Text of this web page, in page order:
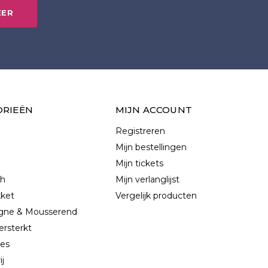
& Mousserend
MIJN ACCOUNT
Registreren
Mijn bestellingen
Mijn tickets
Mijn verlanglijst
Vergelijk producten